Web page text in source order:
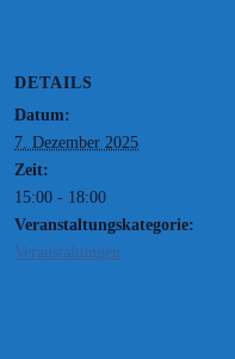
DETAILS
Datum:
7. Dezember 2025
Zeit:
15:00 - 18:00
Veranstaltungskategorie:
Veranstaltungen